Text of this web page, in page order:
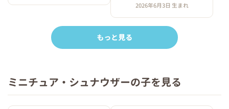
2026年6月3日 生まれ
もっと見る
ミニチュア・シュナウザーの子を見る